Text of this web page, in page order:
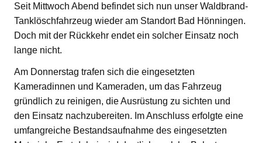
Seit Mittwoch Abend befindet sich nun unser Waldbrand-
Tanklöschfahrzeug wieder am Standort Bad Hönningen.
Doch mit der Rückkehr endet ein solcher Einsatz noch
lange nicht.
Am Donnerstag trafen sich die eingesetzten
Kameradinnen und Kameraden, um das Fahrzeug
gründlich zu reinigen, die Ausrüstung zu sichten und
den Einsatz nachzubereiten. Im Anschluss erfolgte eine
umfangreiche Bestandsaufnahme des eingesetzten